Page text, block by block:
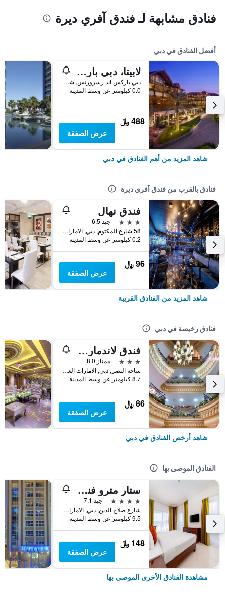
فنادق مشابهة لـ فندق آفري ديرة
أفضل الفنادق في دبي
لابيتا، دبي باركس آند ريزورتس، أوتوغراف كوليكشن
دبي باركس اند رسرورتس, شارع الشيخ زايد, دبي, الامارات العربية المتحدة
0.0 كيلومتر عن وسط المدينة
488 ﷼
عرض الصفقة
شاهد المزيد من أهم الفنادق في دبي
فنادق بالقرب من فندق آفري ديرة
فندق نهال
3 نجوم
جيد 6.5
58 شارع المكتوم, دبي, الامارات العربية المتحدة
0.2 كيلومتر عن وسط المدينة
96 ﷼
عرض الصفقة
شاهد المزيد من الفنادق القريبة
فنادق رخيصة في دبي
فندق لاندمارك بلازا
3 نجوم
ممتاز 8.0
ساحة النصر, دبي, الامارات العربية المتحدة
8.7 كيلومتر عن وسط المدينة
86 ﷼
عرض الصفقة
شاهد أرخص الفنادق في دبي
الفنادق الموصى بها
ستار مترو فندق ديرة دبي
4 نجوم
جيد 7.1
شارع صلاح الدين, دبي, الامارات العربية المتحدة
9.5 كيلومتر عن وسط المدينة
148 ﷼
عرض الصفقة
مشاهدة الفنادق الأخرى الموصى بها